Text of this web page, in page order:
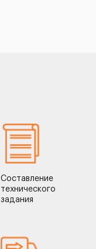
Составление
технического
задания